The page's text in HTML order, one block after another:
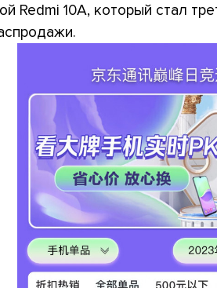
Redmi 10A, который стал